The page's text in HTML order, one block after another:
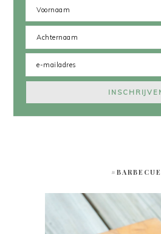
#BARBECUE